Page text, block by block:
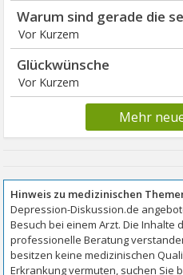
Warum sind gerade die
Glückwünsche
Mehr